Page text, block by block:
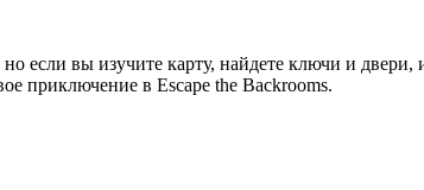
если вы изучите карту, найдете ключи и
приключение в Escape the Backrooms.